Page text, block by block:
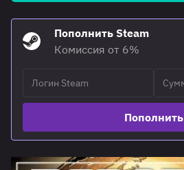
Пополнить Steam
Комиссия от 6%
Пополнить